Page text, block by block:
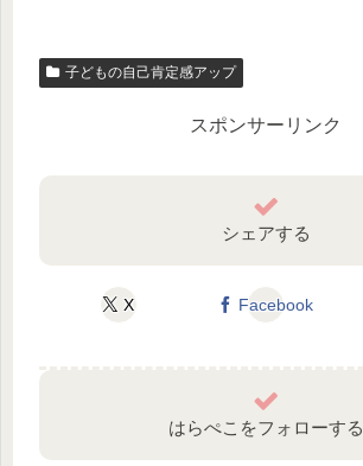
子どもの自己肯定感アップ
スポンサーリンク
シェアする
X Facebook
はらぺこをフォローする